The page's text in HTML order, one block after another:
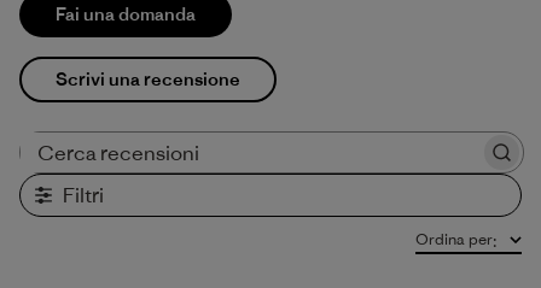
Fai una domanda
Scrivi una recensione
Filtri
Ordina per: